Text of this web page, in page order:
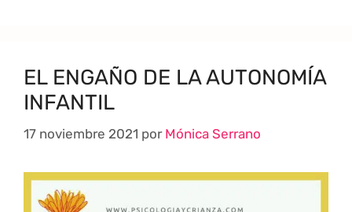
EL ENGAÑO DE LA AUTONOMÍA
INFANTIL
17 noviembre 2021 por Mónica Serrano